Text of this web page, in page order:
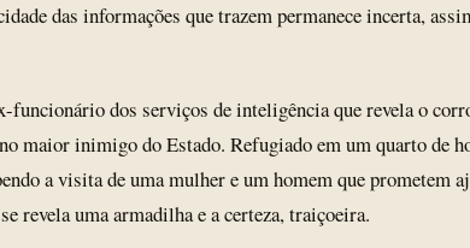
das informações que trazem permanece incerta,
funcionário dos serviços de inteligência que revela o
maior inimigo do Estado. Refugiado em um quarto de
a visita de uma mulher e um homem que prometem
revela uma armadilha e a certeza, traiçoeira.